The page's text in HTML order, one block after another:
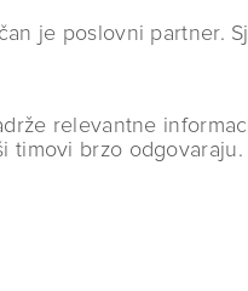
je poslovni partner.
relevantne
timovi brzo